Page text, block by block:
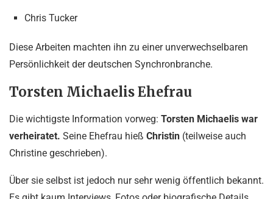
Chris Tucker
Diese Arbeiten machten ihn zu einer unverwechselbaren
Persönlichkeit der deutschen Synchronbranche.
Torsten Michaelis Ehefrau
Die wichtigste Information vorweg: Torsten Michaelis war
verheiratet. Seine Ehefrau hieß Christin (teilweise auch
Christine geschrieben).
Über sie selbst ist jedoch nur sehr wenig öffentlich bekannt.